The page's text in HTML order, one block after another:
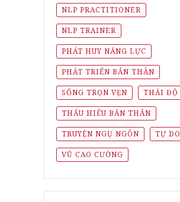
NLP PRACTITIONER
NLP TRAINER
PHÁT HUY NĂNG LỰC
PHÁT TRIỂN BẢN THÂN
SỐNG TRỌN VẸN THÁI ĐỘ
THẤU HIỂU BẢN THÂN
TRUYỆN NGỤ NGÔN TỰ DO
VŨ CAO CƯỜNG